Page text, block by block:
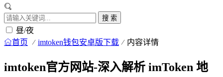
搜 索
昼/夜
首页 imtoken钱包安卓版下载 内容详情
imtoken官方网站-深入解析 imToken 地